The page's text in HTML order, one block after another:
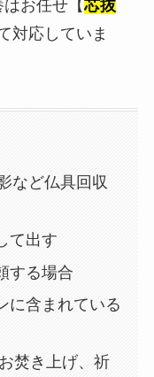
お任せ【芯抜
対応していま
など仏具回収
て出す
する場合
に含まれている
焚き上げ、祈